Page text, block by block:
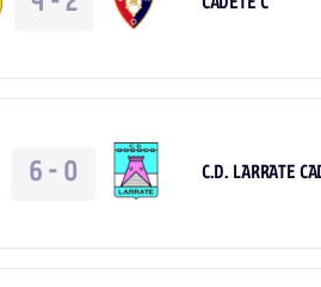
6 - 0 C.D. LARRATE